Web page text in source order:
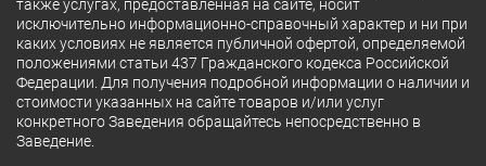
также услугах, предоставленная на сайте, носит
исключительно информационно-справочный характер и ни при
каких условиях не является публичной офертой, определяемой
положениями статьи 437 Гражданского кодекса Российской
Федерации. Для получения подробной информации о наличии и
стоимости указанных на сайте товаров и/или услуг
конкретного Заведения обращайтесь непосредственно в
Заведение.